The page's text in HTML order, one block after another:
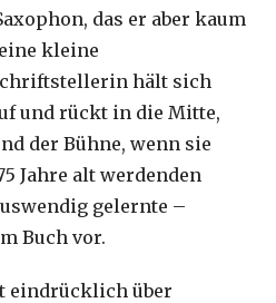
das er aber kaum
kleine
hält sich
und rückt in die Mitte,
der Bühne, wenn sie
Jahre alt werdenden
gelernte –
Buch vor.
eindrücklich über